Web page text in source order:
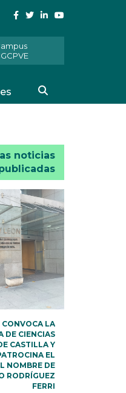
noticias
CONVOCA LA
DE CIENCIAS
CASTILLA Y
EL
NOMBRE DE
RODRÍGUEZ
FERRI